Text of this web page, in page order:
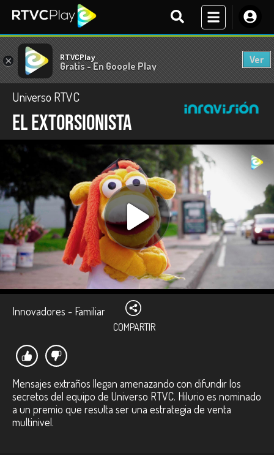
× RTVCPlay
Gratis - En Google Play
Ver
Universo RTVC
El extorsionista
Innovadores - Familiar
COMPARTIR
Mensajes extraños llegan amenazando con difundir los
secretos del equipo de Universo RTVC. Hilurio es nominado
a un premio que resulta ser una estrategia de venta
multinivel.